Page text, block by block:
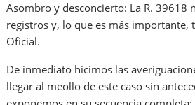
Asombro y desconcierto: La R. 39618
registros y, lo que es más importante,
Oficial.
De inmediato hicimos las
llegar al meollo de este caso sin